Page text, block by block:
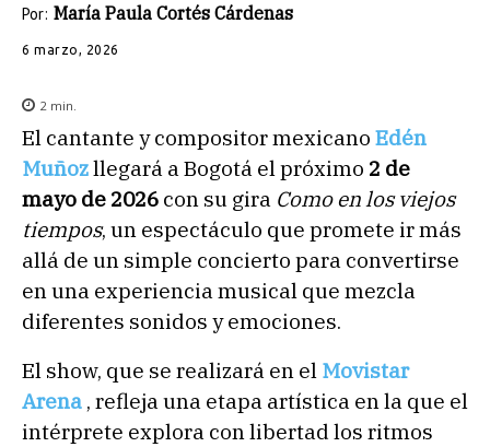
Por: María Paula Cortés Cárdenas
6 marzo, 2026
2 min.
El cantante y compositor mexicano Edén
Muñozllegará a Bogotá el próximo 2 de
mayo de 2026 con su gira Como en los viejos
tiempos, un espectáculo que promete ir más
allá de un simple concierto para convertirse
en una experiencia musical que mezcla
diferentes sonidos y emociones.
El show, que se realizará en el Movistar
Arena , refleja una etapa artística en la que el
intérprete explora con libertad los ritmos